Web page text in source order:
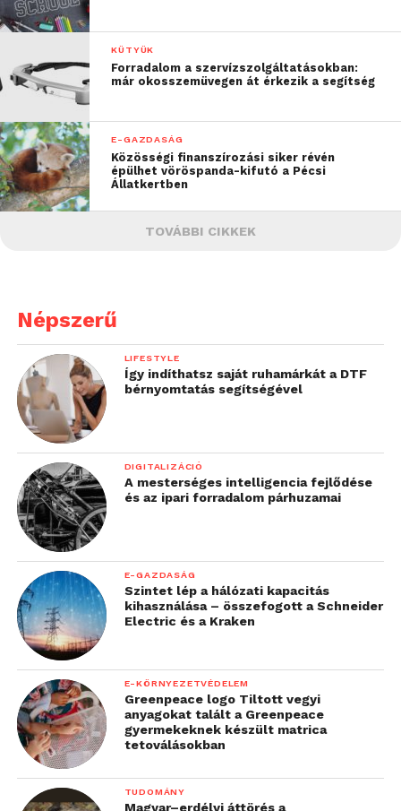
KÜTYÜK
Forradalom a szervízszolgáltatásokban:
már okosszemüvegen át érkezik a segítség
E-GAZDASÁG
Közösségi finanszírozási siker révén
épülhet vöröspanda-kifutó a Pécsi
Állatkertben
TOVÁBBI CIKKEK
Népszerű
LIFESTYLE
Így indíthatsz saját ruhamárkát a DTF
bérnyomtatás segítségével
DIGITALIZÁCIÓ
A mesterséges intelligencia fejlődése
és az ipari forradalom párhuzamai
E-GAZDASÁG
Szintet lép a hálózati kapacitás
kihasználása – összefogott a Schneider
Electric és a Kraken
E-KÖRNYEZETVÉDELEM
Greenpeace logo Tiltott vegyi
anyagokat talált a Greenpeace
gyermekeknek készült matrica
tetoválásokban
TUDOMÁNY
Magyar–erdélyi áttörés a